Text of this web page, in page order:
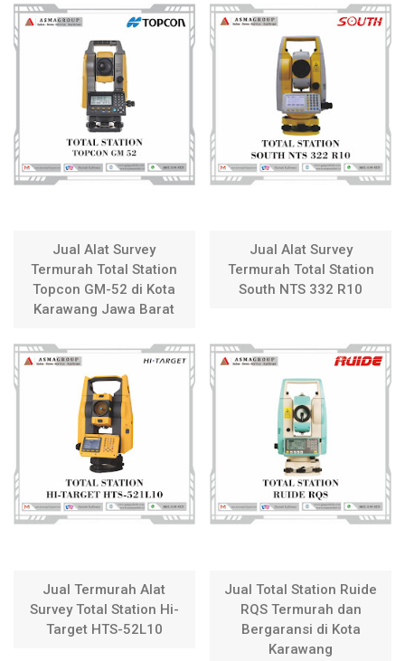
Jual Alat Survey
Termurah Total Station
Topcon GM-52 di Kota
Karawang Jawa Barat
Jual Alat Survey
Termurah Total Station
South NTS 332 R10
Jual Termurah Alat
Survey Total Station Hi-
Target HTS-52L10
Jual Total Station Ruide
RQS Termurah dan
Bergaransi di Kota
Karawang